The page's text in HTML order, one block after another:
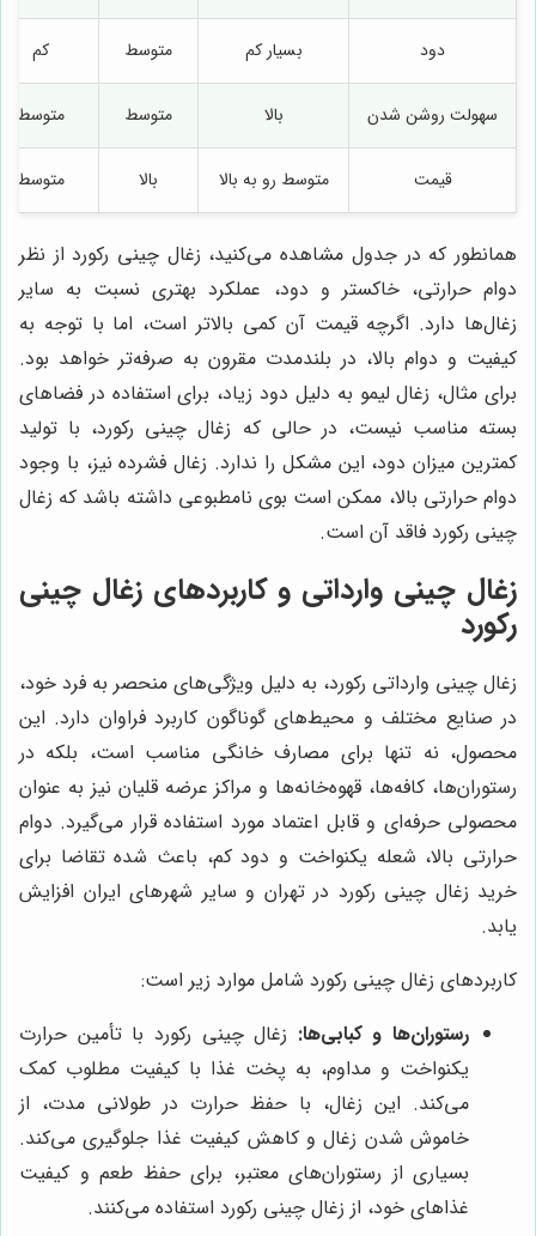
دود بسیار کم متوسط کم
سهولت روشن شدن بالا متوسط متوسط
قیمت متوسط رو به بالا بالا متوسط
همانطور که در جدول مشاهده می‌کنید، زغال چینی رکورد از نظر
دوام حرارتی، خاکستر و دود، عملکرد بهتری نسبت به سایر
زغال‌ها دارد. اگرچه قیمت آن کمی بالاتر است، اما با توجه به
کیفیت و دوام بالا، در بلندمدت مقرون به صرفه‌تر خواهد بود.
برای مثال، زغال لیمو به دلیل دود زیاد، برای استفاده در فضاهای
بسته مناسب نیست، در حالی که زغال چینی رکورد، با تولید
کمترین میزان دود، این مشکل را ندارد. زغال فشرده نیز، با وجود
دوام حرارتی بالا، ممکن است بوی نامطبوعی داشته باشد که زغال
چینی رکورد فاقد آن است.
زغال چینی وارداتی و کاربردهای زغال چینی
رکورد
زغال چینی وارداتی رکورد، به دلیل ویژگی‌های منحصر به فرد خود،
در صنایع مختلف و محیط‌های گوناگون کاربرد فراوان دارد. این
محصول، نه تنها برای مصارف خانگی مناسب است، بلکه در
رستوران‌ها، کافه‌ها، قهوه‌خانه‌ها و مراکز عرضه قلیان نیز به عنوان
محصولی حرفه‌ای و قابل اعتماد مورد استفاده قرار می‌گیرد. دوام
حرارتی بالا، شعله یکنواخت و دود کم، باعث شده تقاضا برای
خرید زغال چینی رکورد در تهران و سایر شهرهای ایران افزایش
یابد.
کاربردهای زغال چینی رکورد شامل موارد زیر است:
رستوران‌ها و کبابی‌ها: زغال چینی رکورد با تأمین حرارت
یکنواخت و مداوم، به پخت غذا با کیفیت مطلوب کمک
می‌کند. این زغال، با حفظ حرارت در طولانی مدت، از
خاموش شدن زغال و کاهش کیفیت غذا جلوگیری می‌کند.
بسیاری از رستوران‌های معتبر، برای حفظ طعم و کیفیت
غذاهای خود، از زغال چینی رکورد استفاده می‌کنند.